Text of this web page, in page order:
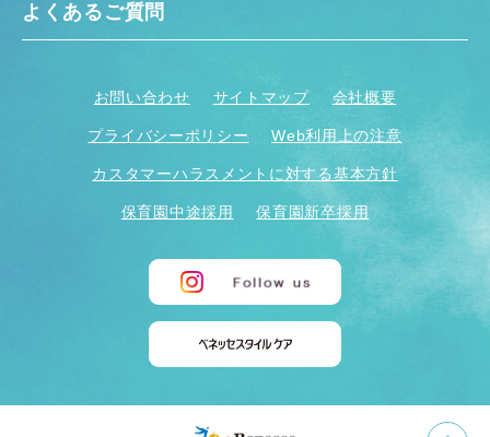
よくあるご質問
お問い合わせ サイトマップ 会社概要
プライバシーポリシー Web利用上の注意
カスタマーハラスメントに対する基本方針
保育園中途採用 保育園新卒採用